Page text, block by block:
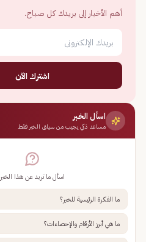
أهم الأخبار إلى بريدك كل صباح.
اشترك الآن
اسأل الخبر
مساعد ذكي يجيب من سياق الخبر فقط
اسأل ما تريد عن هذا الخبر
ما الفكرة الرئيسية للخبر؟
ما هي أبرز الأرقام والإحصاءات؟